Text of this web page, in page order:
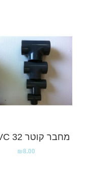
מחבר קוטר 32 T PVC
₪8.00